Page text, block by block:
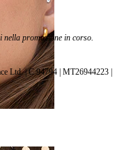
promozione in corso.
Ltd. | C 94794 | MT26944223 |